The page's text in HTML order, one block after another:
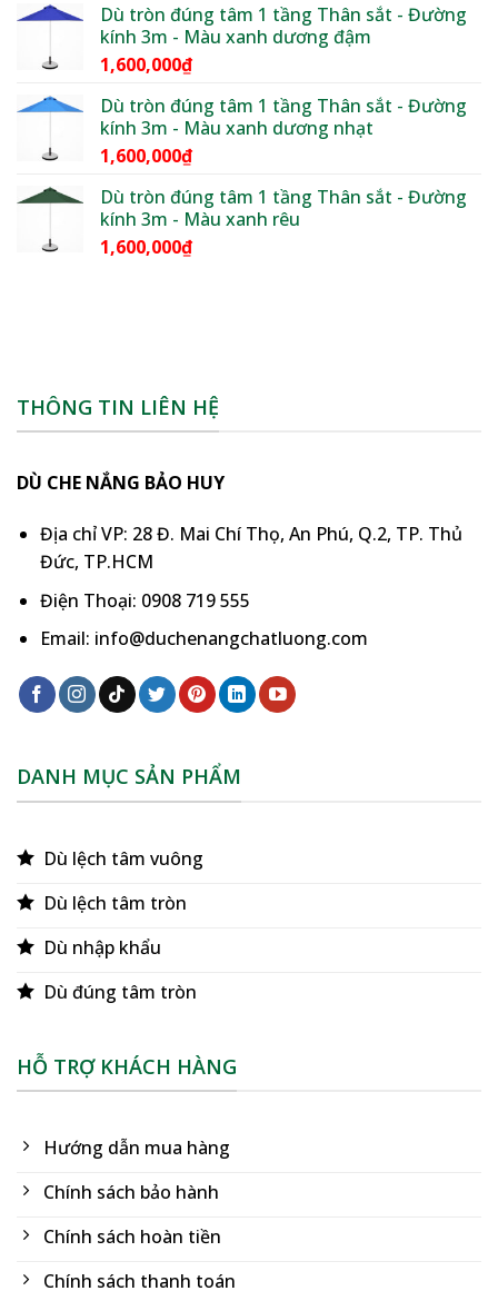
5 sao
từ
1,600,000₫
Dù tròn đúng tâm 1 tầng Thân sắt - Đường
kính 3m - Màu xanh dương đậm
1,600,000₫
Dù tròn đúng tâm 1 tầng Thân sắt - Đường
kính 3m - Màu xanh dương nhạt
1,600,000₫
Dù tròn đúng tâm 1 tầng Thân sắt - Đường
kính 3m - Màu xanh rêu
1,600,000₫
THÔNG TIN LIÊN HỆ
DÙ CHE NẮNG BẢO HUY
Địa chỉ VP: 28 Đ. Mai Chí Thọ, An Phú, Q.2, TP. Thủ
Đức, TP.HCM
Điện Thoại: 0908 719 555
Email: info@duchenangchatluong.com
DANH MỤC SẢN PHẨM
Dù lệch tâm vuông
Dù lệch tâm tròn
Dù nhập khẩu
Dù đúng tâm tròn
HỖ TRỢ KHÁCH HÀNG
Hướng dẫn mua hàng
Chính sách bảo hành
Chính sách hoàn tiền
Chính sách thanh toán